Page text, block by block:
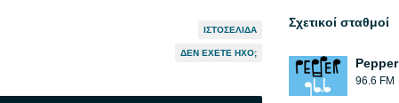
ΙΣΤΟΣΕΛΊΔΑ
ΔΕΝ ΈΧΕΤΕ ΉΧΟ;
Σχετικοί σταθμοί
Pepper
96.6 FM